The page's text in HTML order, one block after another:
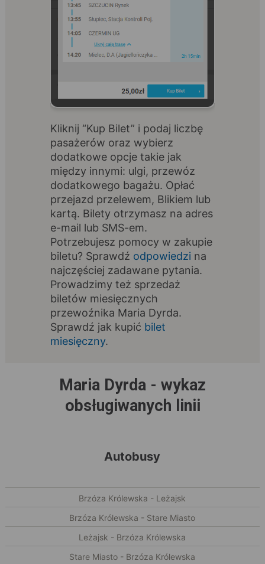
Kliknij “Kup Bilet” i podaj liczbę
pasażerów oraz wybierz
dodatkowe opcje takie jak
między innymi: ulgi, przewóz
dodatkowego bagażu. Opłać
przejazd przelewem, Blikiem lub
kartą. Bilety otrzymasz na adres
e-mail lub SMS-em.
Potrzebujesz pomocy w zakupie
biletu? Sprawdź odpowiedzi na
najczęściej zadawane pytania.
Prowadzimy też sprzedaż
biletów miesięcznych
przewoźnika Maria Dyrda.
Sprawdź jak kupić bilet
miesięczny.
Maria Dyrda - wykaz
obsługiwanych linii
Autobusy
Brzóza Królewska - Leżajsk
Brzóza Królewska - Stare Miasto
Leżajsk - Brzóza Królewska
Stare Miasto - Brzóza Królewska